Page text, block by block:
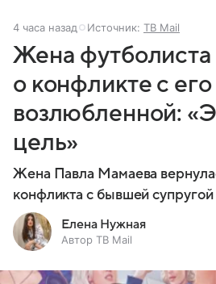
4 часа назад Источник: ТВ Mail
Жена
о конфликте с его
возлюбленной:
цель»
Жена Павла Мамаева
конфликта с бывшей
Елена Нужная
Автор ТВ Mail